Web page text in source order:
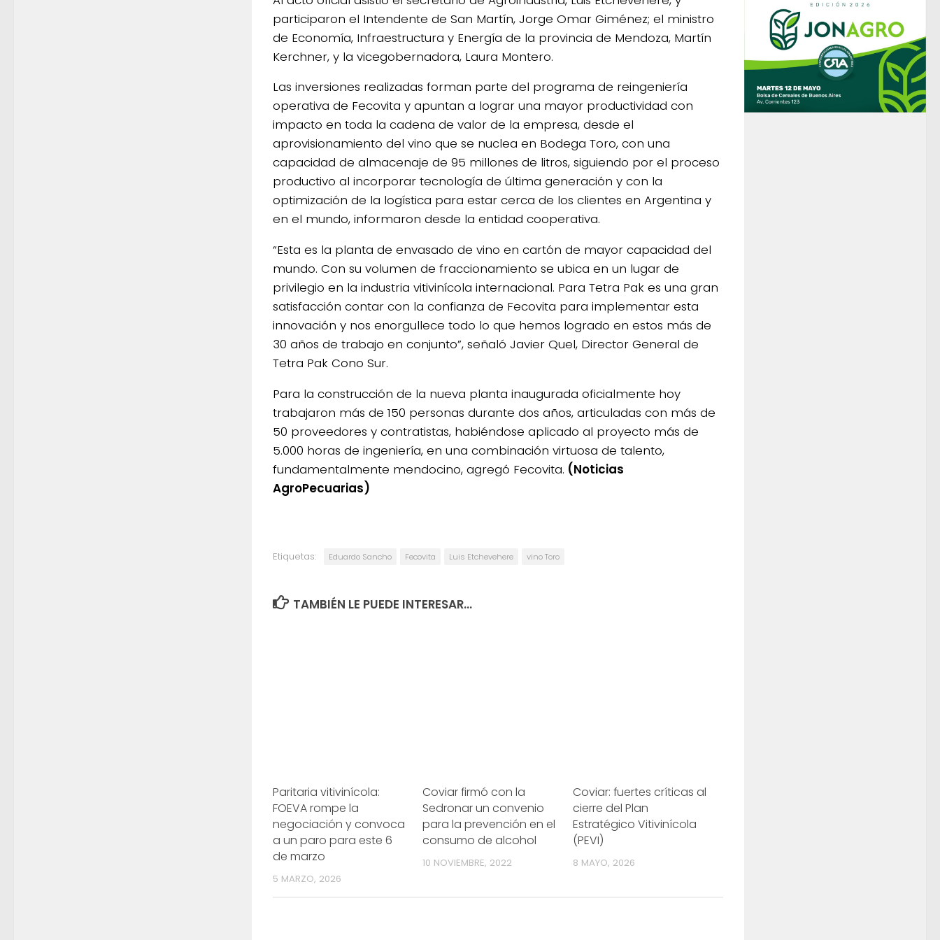
participaron el Intendente de San Martín, Jorge Omar Giménez; el ministro
de Economía, Infraestructura y Energía de la provincia de Mendoza, Martín
Kerchner, y la vicegobernadora, Laura Montero.
Las inversiones realizadas forman parte del programa de reingeniería
operativa de Fecovita y apuntan a lograr una mayor productividad con
impacto en toda la cadena de valor de la empresa, desde el
aprovisionamiento del vino que se nuclea en Bodega Toro, con una
capacidad de almacenaje de 95 millones de litros, siguiendo por el proceso
productivo al incorporar tecnología de última generación y con la
optimización de la logística para estar cerca de los clientes en Argentina y
en el mundo, informaron desde la entidad cooperativa.
“Esta es la planta de envasado de vino en cartón de mayor capacidad del
mundo. Con su volumen de fraccionamiento se ubica en un lugar de
privilegio en la industria vitivinícola internacional. Para Tetra Pak es una gran
satisfacción contar con la confianza de Fecovita para implementar esta
innovación y nos enorgullece todo lo que hemos logrado en estos más de
30 años de trabajo en conjunto”, señaló Javier Quel, Director General de
Tetra Pak Cono Sur.
Para la construcción de la nueva planta inaugurada oficialmente hoy
trabajaron más de 150 personas durante dos años, articuladas con más de
50 proveedores y contratistas, habiéndose aplicado al proyecto más de
5.000 horas de ingeniería, en una combinación virtuosa de talento,
fundamentalmente mendocino, agregó Fecovita. (Noticias
AgroPecuarias)
Etiquetas: Eduardo Sancho Fecovita Luis Etchevehere vino Toro
TAMBIÉN LE PUEDE INTERESAR...
Paritaria vitivinícola:
FOEVA rompe la
negociación y convoca
a un paro para este 6
de marzo
5 MARZO, 2026
Coviar firmó con la
Sedronar un convenio
para la prevención en el
consumo de alcohol
10 NOVIEMBRE, 2022
Coviar: fuertes críticas al
cierre del Plan
Estratégico Vitivinícola
(PEVI)
8 MAYO, 2026